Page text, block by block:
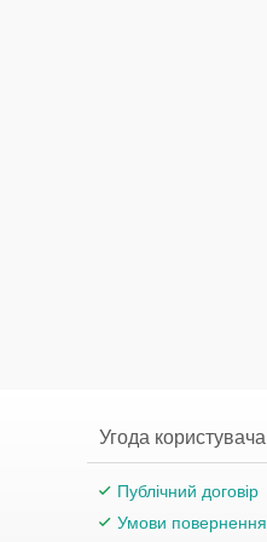
Угода користувача
Публічний договір
Умови повернення